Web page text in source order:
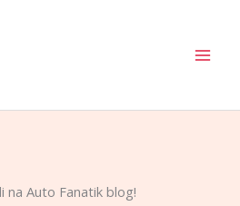
na Auto Fanatik blog!